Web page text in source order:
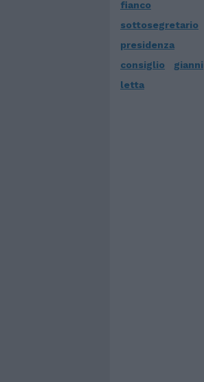
fianco
sottosegretario
presidenza
consiglio
gianni
letta